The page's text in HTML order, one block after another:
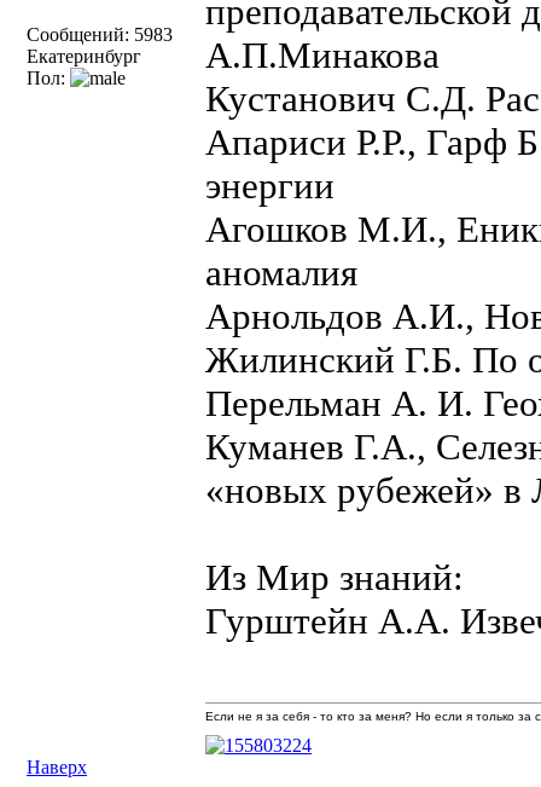
Сообщений: 5983
Екатеринбург
Пол:
преподавательской
А.П.Минакова
Кустанович С.Д.
Апариси Р.Р., Гарф
энергии
Агошков М.И.,
аномалия
Арнольдов А.И.,
Жилинский Г.Б. По
Перельман А. И.
Куманев Г.А.,
«новых рубежей» в
Из Мир знаний:
Гурштейн А.А.
Наверх
Если не я за себя - то кто за меня? Но если я только